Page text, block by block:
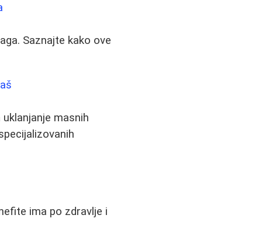
Saznajte kako ove
masnih
ima po zdravlje i